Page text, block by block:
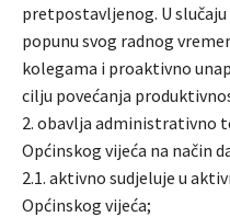
pretpostavljenog. U
popunu svog radnog
kolegama i proaktivno
cilju povećanja
2. obavlja administrativno
Općinskog vijeća na način
2.1. aktivno sudjeluje u
Općinskog vijeća;